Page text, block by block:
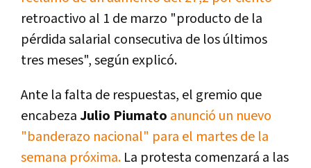
retroactivo al 1 de marzo "producto de la
pérdida salarial consecutiva de los últimos
tres meses", según explicó.
Ante la falta de respuestas, el gremio que
encabezaJulio Piumato anunció un nuevo
"banderazo nacional" para el martes de la
semana próxima. La protesta comenzará a las